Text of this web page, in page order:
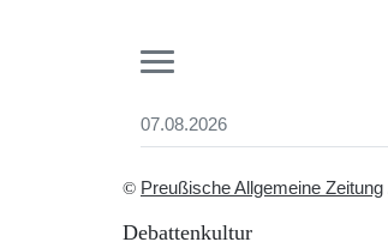
07.08.2026
Start
Aktuelle Ausgabe
Suchen und
© Preußische Allgemeine Zeitung
Debattenkultur